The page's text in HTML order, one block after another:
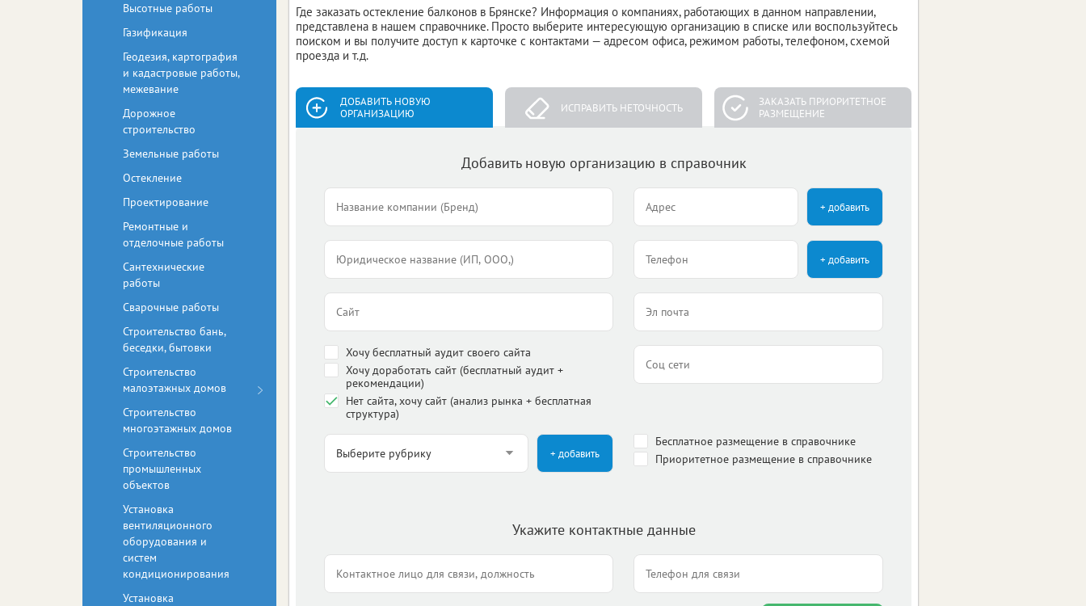
Где заказать остекление балконов в Брянске? Информация о компаниях, работающих в данном направлении,
представлена в нашем справочнике. Просто выберите интересующую организацию в списке или воспользуйтесь
поиском и вы получите доступ к карточке с контактами — адресом офиса, режимом работы, телефоном, схемой
проезда и т.д.
ДОБАВИТЬ НОВУЮ
ОРГАНИЗАЦИЮ
ИСПРАВИТЬ НЕТОЧНОСТЬ
ЗАКАЗАТЬ ПРИОРИТЕТНОЕ
РАЗМЕЩЕНИЕ
Добавить новую организацию в справочник
+ добавить
+ добавить
Хочу бесплатный аудит своего сайта
Хочу доработать сайт (бесплатный аудит +
рекомендации)
Нет сайта, хочу сайт (анализ рынка + бесплатная
структура)
+ добавить
Бесплатное размещение в справочнике
Приоритетное размещение в справочнике
Укажите контактные данные
Высотные работы
Газификация
Геодезия, картография
и кадастровые работы,
межевание
Дорожное
строительство
Земельные работы
Остекление
Проектирование
Ремонтные и
отделочные работы
Сантехнические
работы
Сварочные работы
Строительство бань,
беседки, бытовки
Строительство
малоэтажных домов
Строительство
многоэтажных домов
Строительство
промышленных
объектов
Установка
вентиляционного
оборудования и
систем
кондиционирования
Установка